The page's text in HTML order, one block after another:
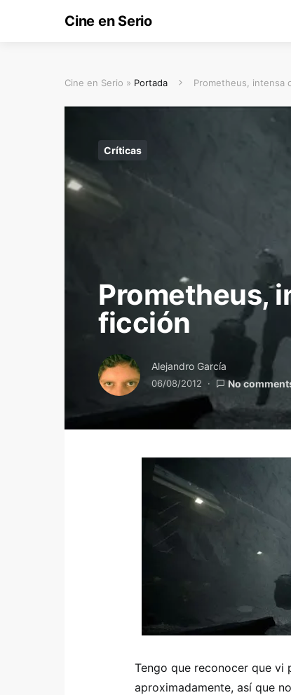
Cine en Serio
Cine en Serio » Portada Prometheus, intensa
Críticas
Prometheus,
ficción
Alejandro García
06/08/2012 No
Tengo que reconocer que vi
aproximadamente, así que